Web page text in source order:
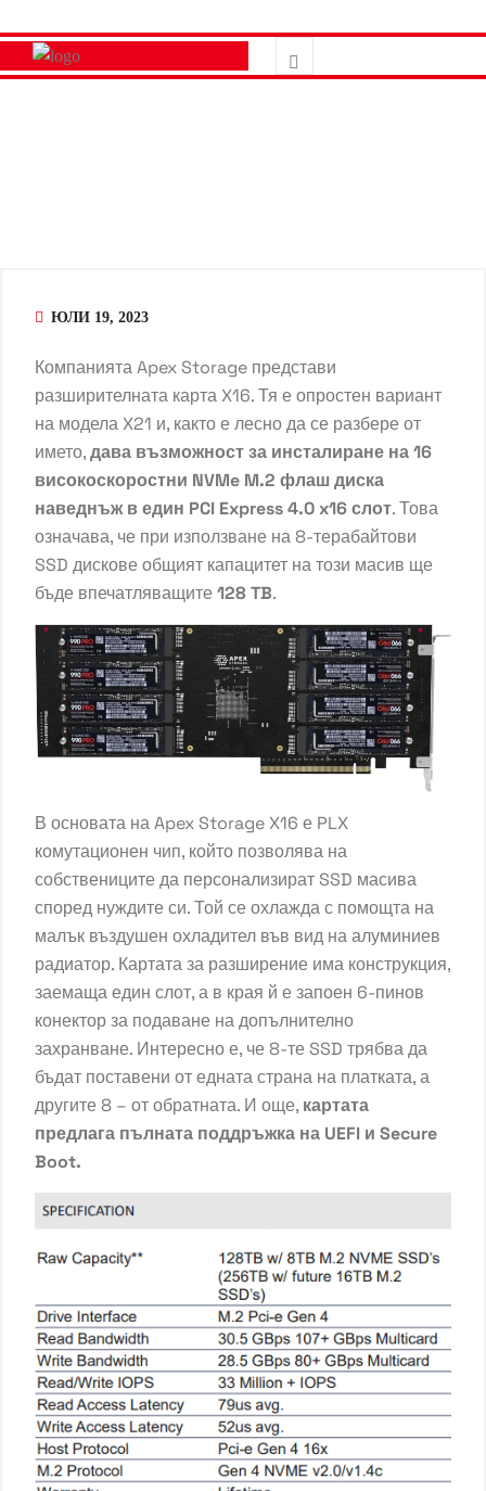
ЮЛИ 19, 2023
Компанията Apex Storage представи
разширителната карта X16. Тя е опростен вариант
на модела X21 и, както е лесно да се разбере от
името,дава възможност за инсталиране на 16
високоскоростни NVMe M.2 флаш диска
наведнъж в един PCI Express 4.0 x16 слот. Това
означава, че при използване на 8-терабайтови
SSD дискове общият капацитет на този масив ще
бъде впечатляващите 128 TB.
В основата на Apex Storage X16 е PLX
комутационен чип, който позволява на
собствениците да персонализират SSD масива
според нуждите си. Той се охлажда с помощта на
малък въздушен охладител във вид на алуминиев
радиатор. Картата за разширение има конструкция,
заемаща един слот, а в края й е запоен 6-пинов
конектор за подаване на допълнително
захранване. Интересно е, че 8-те SSD трябва да
бъдат поставени от едната страна на платката, а
другите 8 – от обратната. И още, картата
предлага пълната поддръжка на UEFI и Secure
Boot.